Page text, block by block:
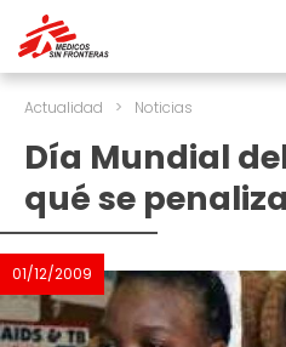
Actualidad > Noticias
Día Mundial
qué se
01/12/2009